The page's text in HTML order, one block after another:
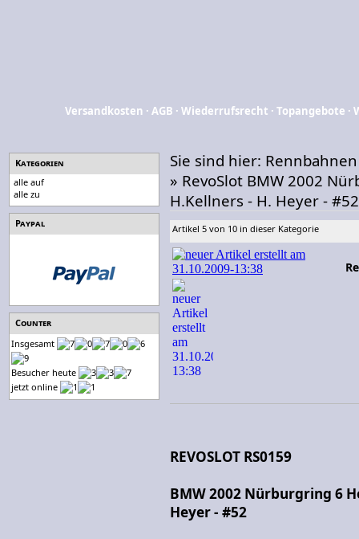
Versandkosten ·AGB ·Wiederrufsrecht ·Topangebote ·
Kategorien
alle auf
alle zu
Paypal
Counter
Insgesamt
Besucher heute
jetzt online
Sie sind hier: Rennbahnen
» RevoSlot BMW 2002
H.Kellners - H. Heyer - #52
Artikel 5 von 10 in dieser Kategorie
REVOSLOT RS0159
BMW 2002 Nürburgring 6
Heyer - #52